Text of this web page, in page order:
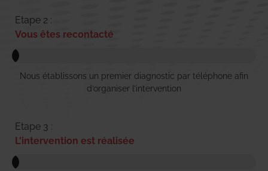
Etape 2 :
Vous êtes recontacté
Nous établissons un premier diagnostic par téléphone afin
d’organiser l’intervention
Etape 3 :
L'intervention est réalisée